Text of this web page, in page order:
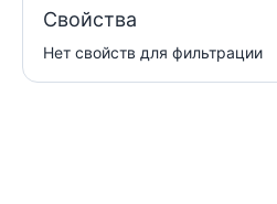
Свойства
Нет свойств для фильтрации